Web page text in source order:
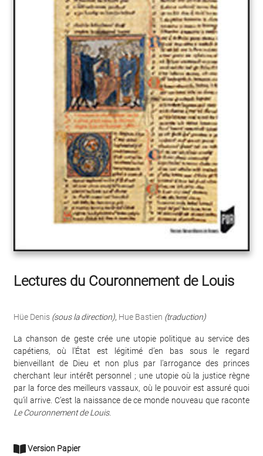
Lectures du Couronnement de Louis
Hüe Denis (sous la direction), Hue Bastien (traduction)
La chanson de geste crée une utopie politique au service des
capétiens, où l’État est légitimé d’en bas sous le regard
bienveillant de Dieu et non plus par l’arrogance des princes
cherchant leur intérêt personnel ; une utopie où la justice règne
par la force des meilleurs vassaux, où le pouvoir est assuré quoi
qu’il arrive. C’est la naissance de ce monde nouveau que raconte
Le Couronnement de Louis.
Version Papier